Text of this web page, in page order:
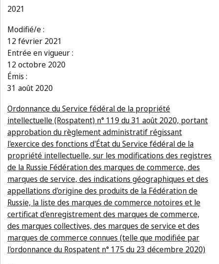
2021
Modifié/e :
12 février 2021
Entrée en vigueur :
12 octobre 2020
Émis :
31 août 2020
Ordonnance du Service fédéral de la propriété
intellectuelle (Rospatent) n° 119 du 31 août 2020, portant
approbation du règlement administratif régissant
l'exercice des fonctions d'État du Service fédéral de la
propriété intellectuelle, sur les modifications des registres
de la Russie Fédération des marques de commerce, des
marques de service, des indications géographiques et des
appellations d'origine des produits de la Fédération de
Russie, la liste des marques de commerce notoires et le
certificat d'enregistrement des marques de commerce,
des marques collectives, des marques de service et des
marques de commerce connues (telle que modifiée par
l'ordonnance du Rospatent n° 175 du 23 décembre 2020)